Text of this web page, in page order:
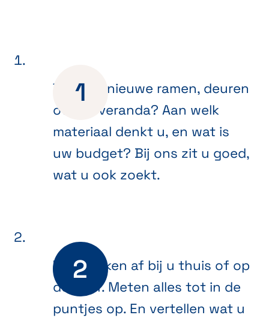
Toe aan nieuwe ramen, deuren
of een veranda? Aan welk
materiaal denkt u, en wat is
uw budget? Bij ons zit u goed,
wat u ook zoekt.
We spreken af bij u thuis of op
de werf. Meten alles tot in de
puntjes op. En vertellen wat u